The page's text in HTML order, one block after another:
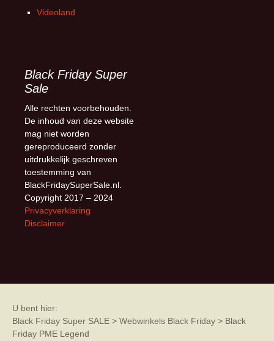
Videoland
Black Friday Super
Sale
Alle rechten voorbehouden.
De inhoud van deze website
mag niet worden
gereproduceerd zonder
uitdrukkelijk geschreven
toestemming van
BlackFridaySuperSale.nl.
Copyright 2017 – 2024
Privacyverklaring
Disclaimer
U bent hier:
Black Friday Super SALE > Webwinkels Black Friday > Black
Friday PME Legend